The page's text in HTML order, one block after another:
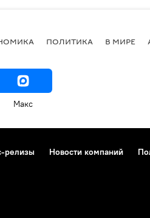
ПОЛИТИКА В МИРЕ
Макс
релизы Новости компаний